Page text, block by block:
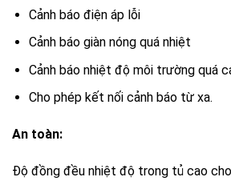
Cảnh báo điện áp lỗi
Cảnh báo giàn nóng quá nhiệt
Cảnh báo nhiệt độ môi trường quá
Cho phép kết nối cảnh báo từ xa.
An toàn:
Độ đồng đều nhiệt độ trong tủ cao